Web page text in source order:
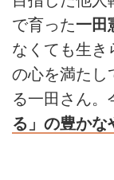
で育った一田
なくても生き
の心を満たし
る一田さん。
る」の豊かな